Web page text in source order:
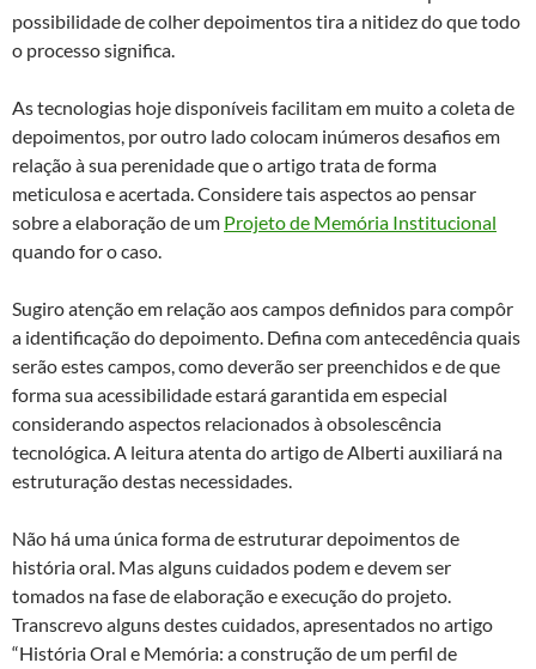
possibilidade de colher depoimentos tira a nitidez do que todo
o processo significa.
As tecnologias hoje disponíveis facilitam em muito a coleta de
depoimentos, por outro lado colocam inúmeros desafios em
relação à sua perenidade que o artigo trata de forma
meticulosa e acertada. Considere tais aspectos ao pensar
sobre a elaboração de um Projeto de Memória Institucional
quando for o caso.
Sugiro atenção em relação aos campos definidos para compôr
a identificação do depoimento. Defina com antecedência quais
serão estes campos, como deverão ser preenchidos e de que
forma sua acessibilidade estará garantida em especial
considerando aspectos relacionados à obsolescência
tecnológica. A leitura atenta do artigo de Alberti auxiliará na
estruturação destas necessidades.
Não há uma única forma de estruturar depoimentos de
história oral. Mas alguns cuidados podem e devem ser
tomados na fase de elaboração e execução do projeto.
Transcrevo alguns destes cuidados, apresentados no artigo
“História Oral e Memória: a construção de um perfil de